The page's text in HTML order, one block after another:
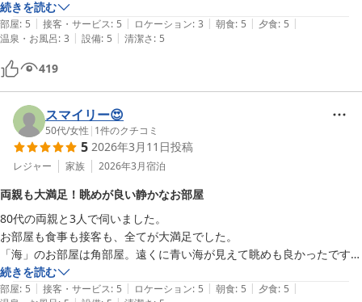
いたり、細やかな気配りが色々とされていてとても良かったです。
部屋でNetflixが観れたのもGOOD！観たかった映画が観れました。
夕食も美味しく、特に金目鯛の煮付けは大きくて食べごたえがありまし
た。
お風呂の塩素臭が気になったのと、温度が低く感じたのが、少し残念な
点です。
続きを読む
部屋: 5 | 接客・サービス: 5 | ロケーション: 3 | 朝食: 5 | 夕食: 5 |
温泉・お風呂: 3 | 設備: 5 | 清潔さ: 5
419
スマイリー😍
50代/女性 | 1件のクチコミ
5 2026年3月11日投稿
レジャー 家族 2026年3月宿泊
両親も大満足！眺めが良い静かなお部屋
80代の両親と3人で伺いました。
お部屋も食事も接客も、全てが大満足でした。
「海」のお部屋は角部屋。遠くに青い海が見えて眺めも良かったです。
別荘地でとても静かな環境。両親ものんびり過ごしていました。
また宿泊したいと思える宿でした。
続きを読む
部屋: 5 | 接客・サービス: 5 | ロケーション: 5 | 朝食: 5 | 夕食: 5 |